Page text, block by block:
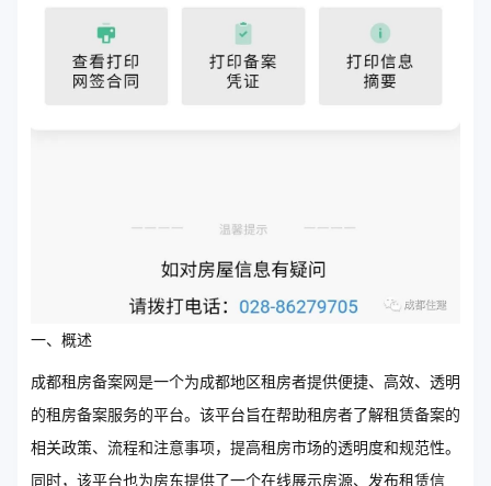
一、概述
成都租房备案网是一个为成都地区租房者提供便捷、高效、透明
的租房备案服务的平台。该平台旨在帮助租房者了解租赁备案的
相关政策、流程和注意事项，提高租房市场的透明度和规范性。
同时，该平台也为房东提供了一个在线展示房源、发布租赁信